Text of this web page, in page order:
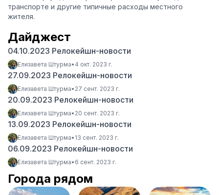
транспорте и другие типичные расходы местного
жителя.
Дайджест
04.10.2023 Релокейшн-новости
Елизавета Штурма• 4 окт. 2023 г.
27.09.2023 Релокейшн-новости
Елизавета Штурма• 27 сент. 2023 г.
20.09.2023 Релокейшн-новости
Елизавета Штурма• 20 сент. 2023 г.
13.09.2023 Релокейшн-новости
Елизавета Штурма• 13 сент. 2023 г.
06.09.2023 Релокейшн-новости
Елизавета Штурма• 6 сент. 2023 г.
Города рядом